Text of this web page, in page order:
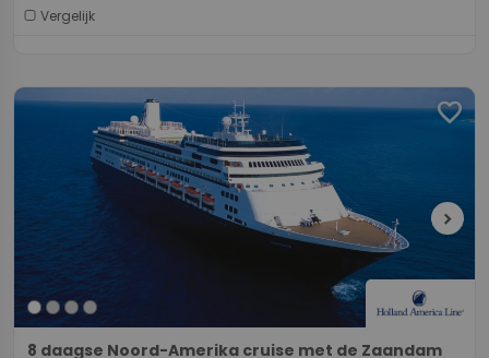
Vergelijk
favorite
chevron_right
8 daagse Noord-Amerika cruise met de Zaandam